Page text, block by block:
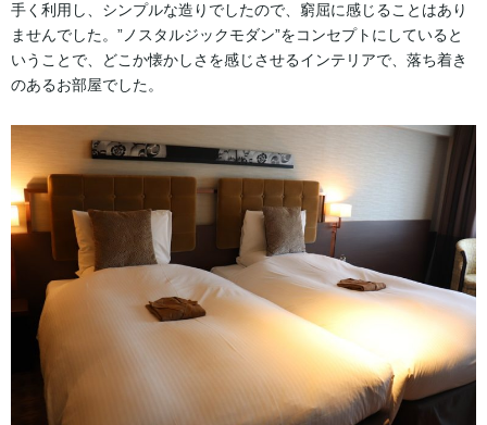
手く利用し、シンプルな造りでしたので、窮屈に感じることはあり
ませんでした。”ノスタルジックモダン”をコンセプトにしていると
いうことで、どこか懐かしさを感じさせるインテリアで、落ち着き
のあるお部屋でした。